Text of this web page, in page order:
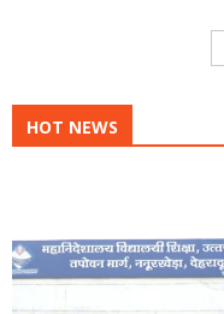
HOT NEWS